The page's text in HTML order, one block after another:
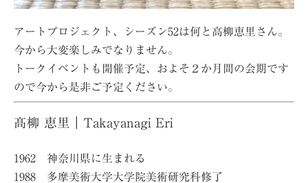
アートプロジェクト、シーズン52は何と高柳恵里さん。
今から大変楽しみでなりません。
トークイベントも開催予定、およそ２か月間の会期です
ので今から是非ご予定ください。
髙柳 恵里｜Takayanagi Eri
1962 神奈川県に生まれる
1988 多摩美術大学大学院美術研究科修了